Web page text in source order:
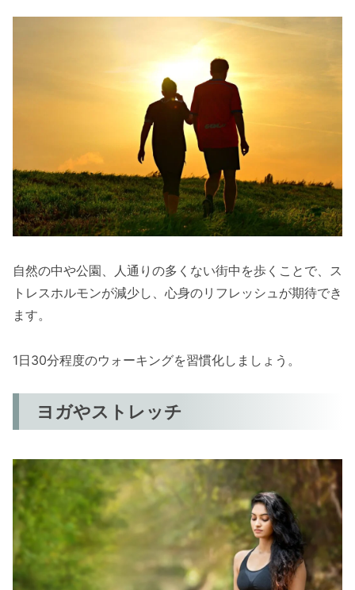
自然の中や公園、人通りの多くない街中を歩くことで、ス
トレスホルモンが減少し、心身のリフレッシュが期待でき
ます。
1日30分程度のウォーキングを習慣化しましょう。
ヨガやストレッチ